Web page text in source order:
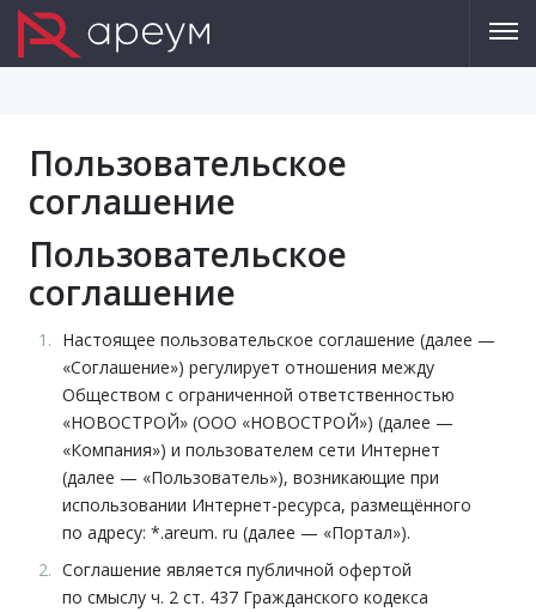
Пользовательское
соглашение
Пользовательское
соглашение
Настоящее пользовательское соглашение (далее —
«Соглашение») регулирует отношения между
Обществом с ограниченной ответственностью
«НОВОСТРОЙ» (ООО «НОВОСТРОЙ») (далее —
«Компания») и пользователем сети Интернет
(далее — «Пользователь»), возникающие при
использовании Интернет-ресурса, размещённого
по адресу: *.areum. ru (далее — «Портал»).
Соглашение является публичной офертой
по смыслу ч. 2 ст. 437 Гражданского кодекса